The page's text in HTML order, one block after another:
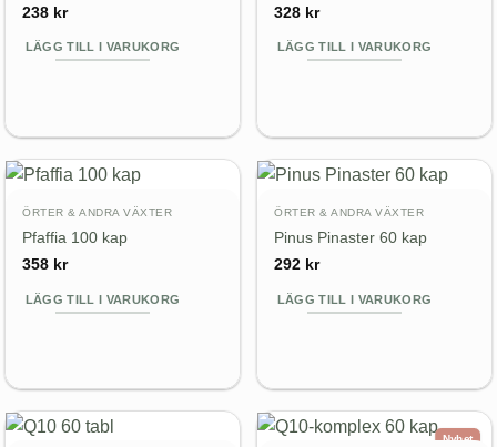
238 kr
LÄGG TILL I VARUKORG
328 kr
LÄGG TILL I VARUKORG
ÖRTER & ANDRA VÄXTER
Pfaffia 100 kap
358 kr
LÄGG TILL I VARUKORG
ÖRTER & ANDRA VÄXTER
Pinus Pinaster 60 kap
292 kr
LÄGG TILL I VARUKORG
Nyhet